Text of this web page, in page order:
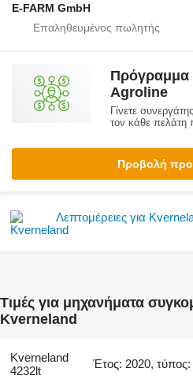
E-FARM GmbH
Πρόγραμμα
Agroline
Γίνετε
τον κάθε πελάτη
Προβολή
Λεπτομέρειες για
Τιμές για μηχανήματα
Kverneland
Kverneland
4232lt
Έτος: 2020,